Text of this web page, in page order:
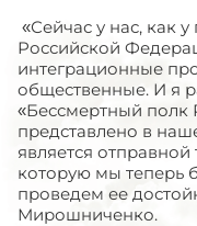
«Сейчас у нас, как
Российской
интеграционные
общественные. И я
«Бессмертный полк
представлено в
является
которую мы теперь
проведем ее
Мирошниченко.